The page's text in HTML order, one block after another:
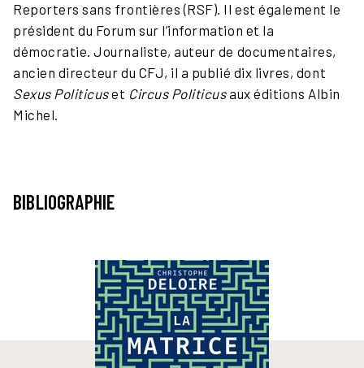
Reporters sans frontières (RSF). Il est également le
président du Forum sur l’information et la
démocratie. Journaliste, auteur de documentaires,
ancien directeur du CFJ, il a publié dix livres, dont
Sexus Politicuset Circus Politicusaux éditions Albin
Michel.
BIBLIOGRAPHIE